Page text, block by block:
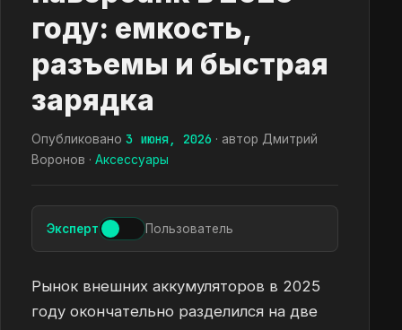
году: емкость,
разъемы и быстрая
зарядка
Опубликовано 3 июня, 2026 · автор Дмитрий
Воронов · Аксессуары
Эксперт Пользователь
Рынок внешних аккумуляторов в 2025
году окончательно разделился на две